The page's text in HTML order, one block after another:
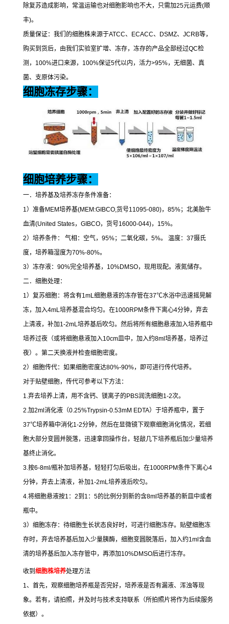
除复苏造成影响，常温运输也对细胞影响也不大，只需加25元运费(顺
丰)。
质量保证：我们的细胞株来源于ATCC、 ECACC、 DSMZ、 JCRB等，
购买到货后，由我们实验室扩增、冻存，冻存的产品全部经过QC检
测， 100%进口来源， 100%保证5代以内，活力>95%，无细菌、真
菌、支原体污染。
细胞冻存步骤：
细胞培养步骤：
一．培养基及培养冻存条件准备：
1 ）准备MEM培养基(MEM:GIBCO, 货号11095-080)， 85%；北美胎牛
血清(United States， GIBCO，货号16000-044)， 15%。
2）培养条件： 气相：空气， 95%；二氧化碳， 5%。 温度： 37摄氏
度，培养箱湿度为70%-80%。
3）冻存液： 90%完全培养基， 10%DMSO，现用现配。液氮储存。
二．细胞处理：
1 ）复苏细胞：将含有1mL 细胞悬液的冻存管在37℃水浴中迅速摇晃解
冻，加入4mL 培养基混合均匀。在1000RPM条件下离心4分钟，弃去
上清液，补加1-2mL 培养基后吹匀。然后将所有细胞悬液加入培养瓶中
培养过夜（或将细胞悬液加入10cm皿中，加入约8ml培养基，培养过
夜）。第二天换液并检查细胞密度。
2）细胞传代：如果细胞密度达80%-90%，即可进行传代培养。
对于贴壁细胞，传代可参考以下方法：
1. 弃去培养上清，用不含钙、镁离子的PBS润洗细胞1-2次。
2. 加2ml消化液（0.25%Trypsin-0.53mM EDTA）于培养瓶中，置于
37℃培养箱中消化1-2分钟，然后在显微镜下观察细胞消化情况，若细
胞大部分变圆并脱落，迅速拿回操作台，轻敲几下培养瓶后加少量培养
基终止消化。
3. 按6-8ml/瓶补加培养基，轻轻打匀后吸出，在1000RPM条件下离心4
分钟，弃去上清液，补加1-2mL 培养液后吹匀。
4. 将细胞悬液按1 ： 2到 1 ： 5的比例分到新的含8ml培养基的新皿中或者
瓶中。
3）细胞冻存：待细胞生长状态良好时，可进行细胞冻存。贴壁细胞冻
存时，弃去培养基后加入少量胰酶，细胞变圆脱落后，加入约1ml含血
清的培养基后加入冻存管中，再添加10%DMSO后进行冻存。
收到 细胞株培养处理方法
1 、首先，观察细胞培养瓶是否完好，培养液是否有漏液、浑浊等现
象。若有，请拍照，并及时与技术支持联系（所拍照片将作为后续服务
依据）。